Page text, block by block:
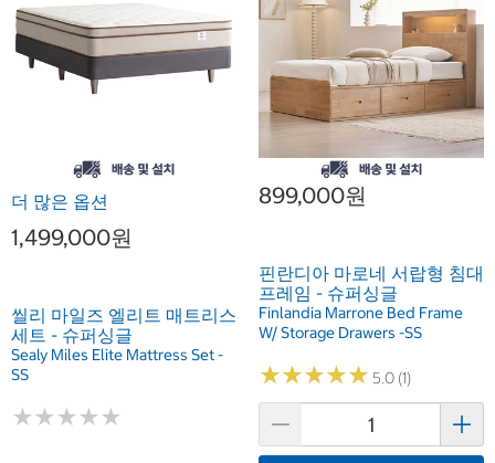
더 많은 옵션
1,499,000원
씰리 마일즈 엘리트 매트리스
세트 - 슈퍼싱글
Sealy Miles Elite Mattress Set -
SS
★★★★★
★★★★★
899,000원
핀란디아 마로네 서랍형 침대
프레임 - 슈퍼싱글
Finlandia Marrone Bed Frame
W/ Storage Drawers -SS
★★★★★
★★★★★ 5.0 (1)